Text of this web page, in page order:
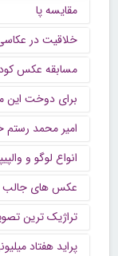
مقایسه پا
خلاقیت در
مسابقه عکس
برای دوخت این
امیر محمد رستم
انواع لوگو و
عکس های جالب
تراژیک ترین
پراید هفتاد